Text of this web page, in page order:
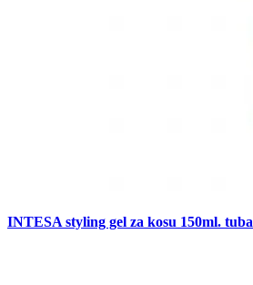
INTESA styling gel za kosu 150ml. tuba